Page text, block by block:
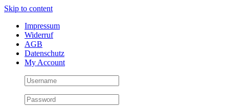
Skip to content
Impressum
Widerruf
AGB
Datenschutz
My Account